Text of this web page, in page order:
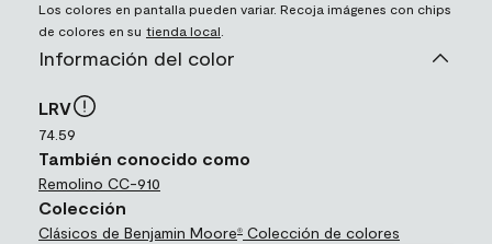
Los colores en pantalla pueden variar. Recoja imágenes con chips
de colores en su tienda local
Información del color
LRV
74.59
También conocido como
Remolino CC-910
Colección
Clásicos de Benjamin Moore® Colección de colores